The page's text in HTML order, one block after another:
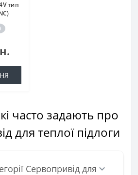
тип
часто задають про
для теплої підлоги
Сервопривід для